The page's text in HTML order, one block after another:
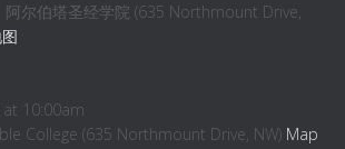
阿尔伯塔圣经学院 (635 Northmount Drive,
at 10:00am
College (635 Northmount Drive, NW) Map